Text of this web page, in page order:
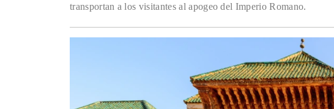
transportan a los visitantes al apogeo del Imperio Romano.